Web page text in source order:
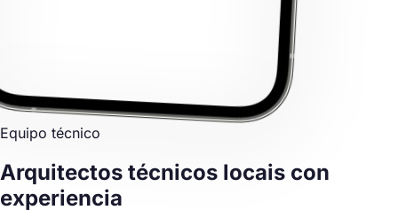
Equipo técnico
Arquitectos técnicos locais con
experiencia